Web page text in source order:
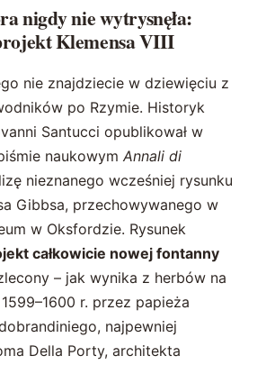
nigdy nie wytrysnęła:
Klemensa VIII
nie znajdziecie w dziewięciu z
po Rzymie. Historyk
Santucci opublikował w
naukowym Annali di
nieznanego wcześniej rysunku
Gibbsa, przechowywanego w
w Oksfordzie. Rysunek
całkowicie nowej fontanny
– jak wynika z herbów na
r. przez papieża
najpewniej
Della Porty, architekta